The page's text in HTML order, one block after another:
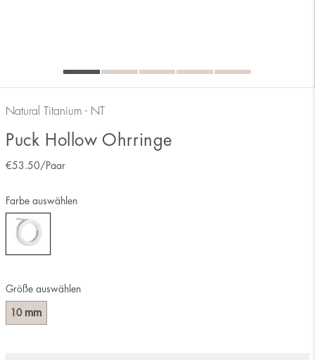
Natural Titanium - NT
Puck Hollow Ohrringe
€53.50/Paar
Größe auswählen
10 mm
Farbe auswählen